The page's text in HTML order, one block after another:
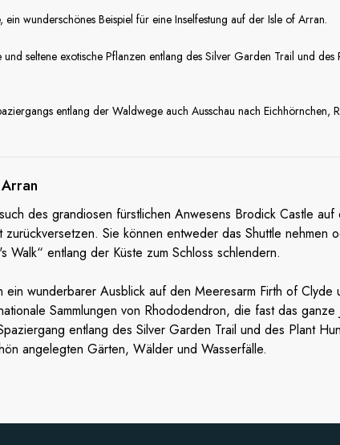
ein wunderschönes Beispiel für eine Inselfestung auf der Isle of Arran.
seltene exotische Pflanzen entlang des Silver Garden Trail und des
entlang der Waldwege auch Ausschau nach Eichhörnchen,
des grandiosen fürstlichen Anwesens Brodick Castle
zurückversetzen. Sie können entweder das Shuttle nehmen
Walk“ entlang der Küste zum Schloss schlendern.
ein wunderbarer Ausblick auf den Meeresarm Firth of Clyde
Sammlungen von Rhododendron, die fast das ganze
entlang des Silver Garden Trail und des Plant
angelegten Gärten, Wälder und Wasserfälle.